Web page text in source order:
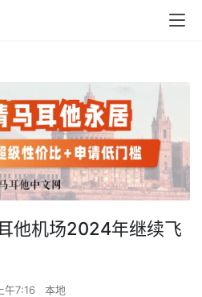
他机场2024年继续飞
午7:16 本地